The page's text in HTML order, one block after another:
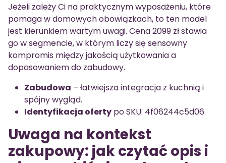
Jeżeli zależy Ci na praktycznym wyposażeniu, które
pomaga w domowych obowiązkach, to ten model
jest kierunkiem wartym uwagi. Cena 2099 zł stawia
go w segmencie, w którym liczy się sensowny
kompromis między jakością użytkowania a
dopasowaniem do zabudowy.
Zabudowa – łatwiejsza integracja z kuchnią i
spójny wygląd.
Identyfikacja oferty po SKU: 4f06244c5d06.
Uwaga na kontekst
zakupowy: jak czytać opis i